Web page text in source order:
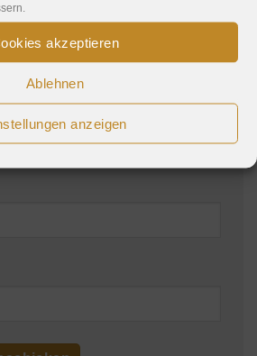
akzeptieren
Ablehnen
anzeigen